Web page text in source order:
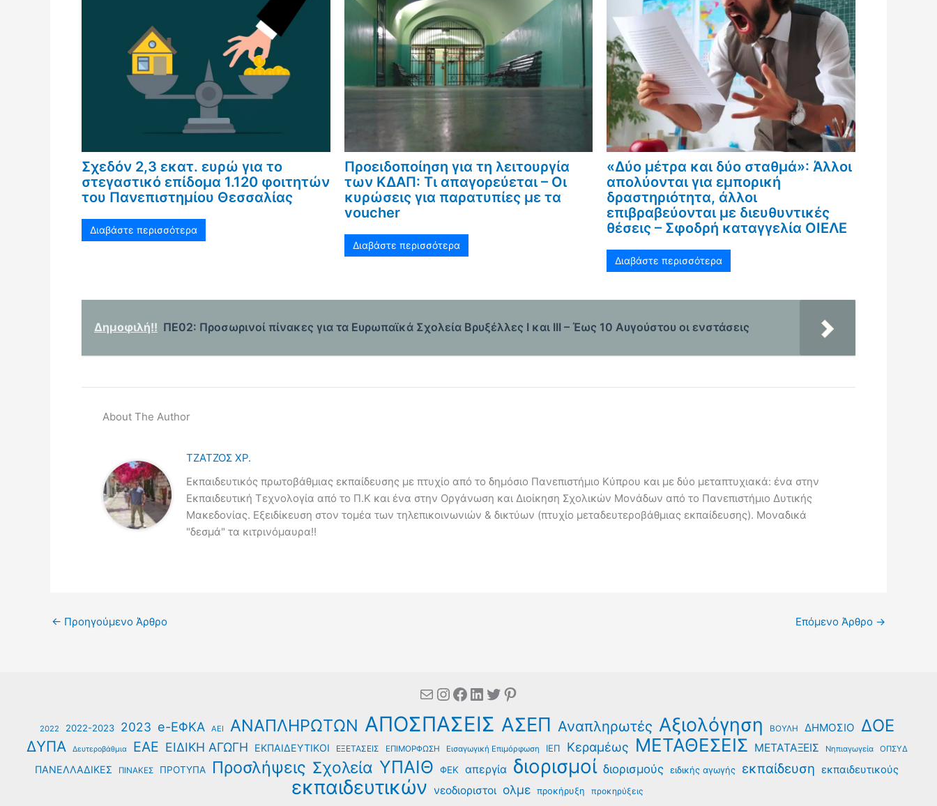
Σχεδόν 2,3 εκατ. ευρώ για το
στεγαστικό επίδομα 1.120 φοιτητών
του Πανεπιστημίου Θεσσαλίας
Διαβάστε περισσότερα
Προειδοποίηση για τη λειτουργία
των ΚΔΑΠ: Τι απαγορεύεται – Οι
κυρώσεις για παρατυπίες με τα
voucher
Διαβάστε περισσότερα
«Δύο μέτρα και δύο σταθμά»: Άλλοι
απολύονται για εμπορική
δραστηριότητα, άλλοι
επιβραβεύονται με διευθυντικές
θέσεις – Σφοδρή καταγγελία ΟΙΕΛΕ
Διαβάστε περισσότερα
Δημοφιλή!! ΠΕ02: Προσωρινοί πίνακες για τα Ευρωπαϊκά Σχολεία Βρυξέλλες Ι και ΙΙΙ – Έως 10 Αυγούστου οι ενστάσεις
About The Author
ΤΖΑΤΖΟΣ ΧΡ.
Εκπαιδευτικός πρωτοβάθμιας εκπαίδευσης με πτυχίο από το δημόσιο Πανεπιστήμιο Κύπρου και με δύο μεταπτυχιακά: ένα στην
Εκπαιδευτική Τεχνολογία από το Π.Κ και ένα στην Οργάνωση και Διοίκηση Σχολικών Μονάδων από το Πανεπιστήμιο Δυτικής
Μακεδονίας. Εξειδίκευση στον τομέα των τηλεπικοινωνιών & δικτύων (πτυχίο μεταδευτεροβάθμιας εκπαίδευσης). Μοναδικά
"δεσμά" τα κιτρινόμαυρα!!
← Προηγούμενο Άρθρο Επόμενο Άρθρο →
MailInstagram
Facebook
Linkedin
Twitter
Pinterest
2022 2022-2023 2023 e-ΕΦΚΑ ΑΕΙ ΑΝΑΠΛΗΡΩΤΩΝ ΑΠΟΣΠΑΣΕΙΣ ΑΣΕΠ Αναπληρωτές Αξιολόγηση ΒΟΥΛΗ ΔΗΜΟΣΙΟ ΔΟΕ
ΔΥΠΑ Δευτεροβάθμια ΕΑΕ ΕΙΔΙΚΗ ΑΓΩΓΗ ΕΚΠΑΙΔΕΥΤΙΚΟΙ ΕΞΕΤΑΣΕΙΣ ΕΠΙΜΟΡΦΩΣΗ Εισαγωγική Επιμόρφωση ΙΕΠ Κεραμέως ΜΕΤΑΘΕΣΕΙΣ ΜΕΤΑΤΑΞΕΙΣ Νηπιαγωγεία ΟΠΣΥΔ
ΠΑΝΕΛΛΑΔΙΚΕΣ ΠΙΝΑΚΕΣ ΠΡΟΤΥΠΑ Προσλήψεις Σχολεία ΥΠΑΙΘ ΦΕΚ απεργία διορισμοί διορισμούς ειδικής αγωγής εκπαίδευση εκπαιδευτικούς
εκπαιδευτικών νεοδιοριστοι ολμε προκήρυξη προκηρύξεις